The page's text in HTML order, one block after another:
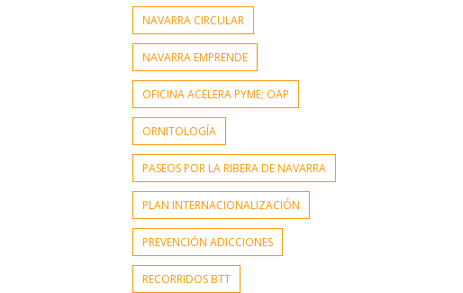
NAVARRA CIRCULAR
NAVARRA EMPRENDE
OFICINA ACELERA PYME; OAP
ORNITOLOGÍA
PASEOS POR LA RIBERA DE NAVARRA
PLAN INTERNACIONALIZACIÓN
PREVENCIÓN ADICCIONES
RECORRIDOS BTT